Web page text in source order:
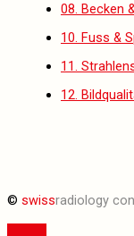
08. Becken
10. Fuss &
11.
12.
© swissradiology